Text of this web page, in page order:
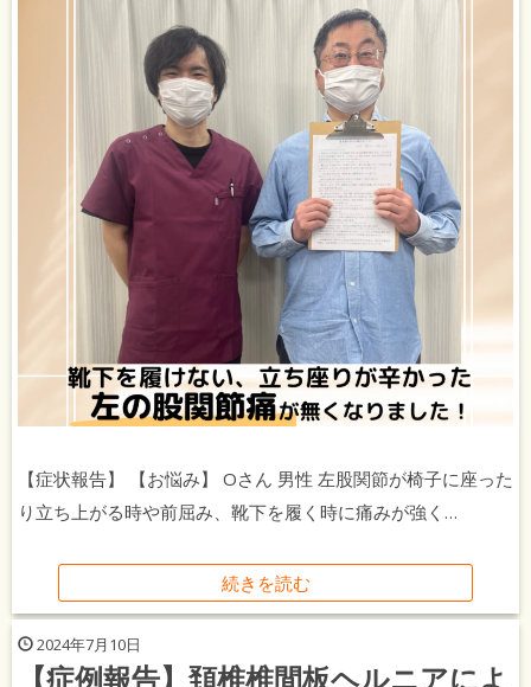
【症状報告】 【お悩み】 Oさん 男性 左股関節が椅子に座った
り立ち上がる時や前屈み、靴下を履く時に痛みが強く…
続きを読む
2024年7月10日
【症例報告】頚椎椎間板ヘルニアによ